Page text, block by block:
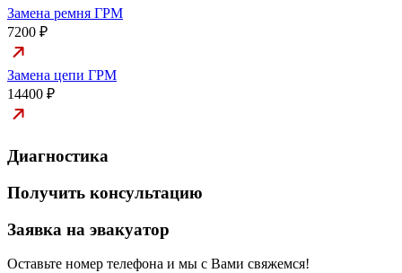
Замена ремня ГРМ
7200 ₽
Замена цепи ГРМ
14400 ₽
Диагностика
Получить консультацию
Заявка на эвакуатор
Оставьте номер телефона и мы с Вами свяжемся!